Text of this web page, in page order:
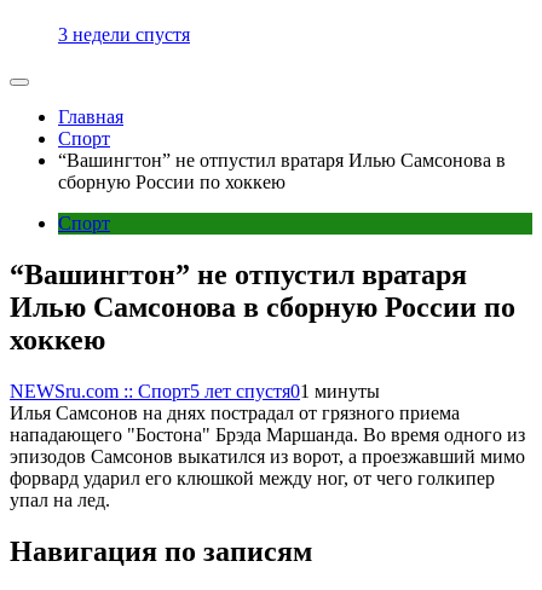
3 недели спустя
Главная
Спорт
“Вашингтон” не отпустил вратаря Илью Самсонова в
сборную России по хоккею
Спорт
“Вашингтон” не отпустил вратаря
Илью Самсонова в сборную России по
хоккею
NEWSru.com :: Спорт5 лет спустя01 минуты
Илья Самсонов на днях пострадал от грязного приема
нападающего "Бостона" Брэда Маршанда. Во время одного из
эпизодов Самсонов выкатился из ворот, а проезжавший мимо
форвард ударил его клюшкой между ног, от чего голкипер
упал на лед.
Навигация по записям